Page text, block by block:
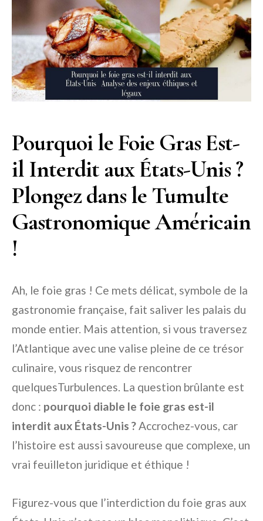
Pourquoi le Foie Gras Est-
il Interdit aux États-Unis ?
Plongez dans le Tumulte
Gastronomique Américain
!
Ah, le foie gras ! Ce mets délicat, symbole de la
gastronomie française, fait saliver les palais du
monde entier. Mais attention, si vous traversez
l’Atlantique avec une valise pleine de ce trésor
culinaire, vous risquez de rencontrer
quelquesTurbulences. La question brûlante est
donc : pourquoi diable le foie gras est-il
interdit aux États-Unis ? Accrochez-vous, car
l’histoire est aussi savoureuse que complexe, un
vrai feuilleton juridique et éthique !
Figurez-vous que l’interdiction du foie gras aux